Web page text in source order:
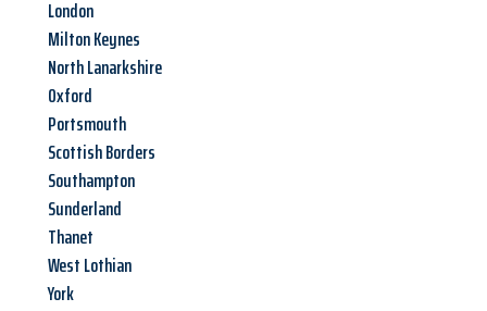
London
Milton Keynes
North Lanarkshire
Oxford
Portsmouth
Scottish Borders
Southampton
Sunderland
Thanet
West Lothian
York